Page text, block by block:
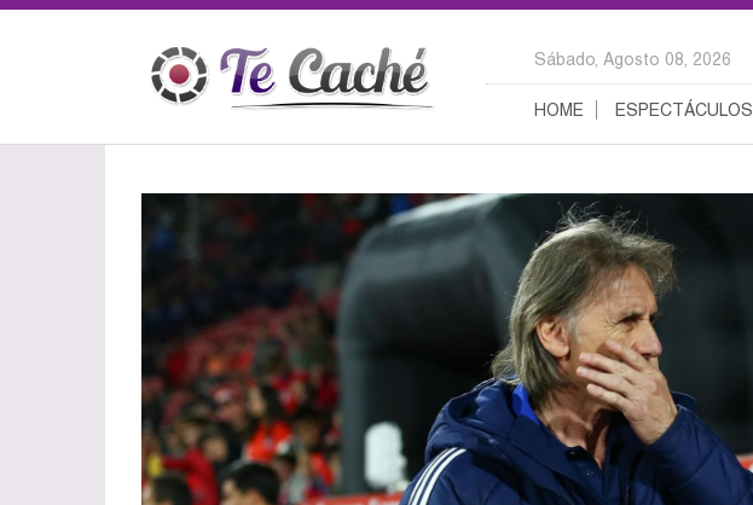
Sábado, Agosto 08, 2026
HOME ESPECTÁCULOS